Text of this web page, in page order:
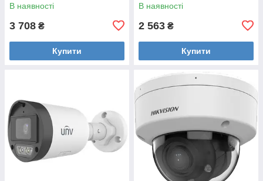
В наявності
3 708 ₴
Купити
В наявності
2 563 ₴
Купити